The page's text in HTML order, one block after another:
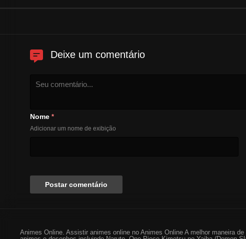
Deixe um comentário
Nome *
Adicionar um nome de exibição
Animes Online. Assistir animes online no Animes Online A melhor maneira